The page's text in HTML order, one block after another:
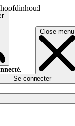
Close menu
Se connecter